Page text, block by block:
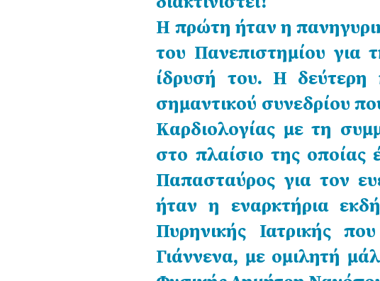
Η πρώτη ήταν η
του Πανεπιστημίου
ίδρυσή του. Η δεύτερη
σημαντικού συνεδρίου
Καρδιολογίας με τη
στο πλαίσιο της
Παπασταύρος για τον
ήταν η εναρκτήρια
Πυρηνικής Ιατρικής
Γιάννενα, με ομιλητή